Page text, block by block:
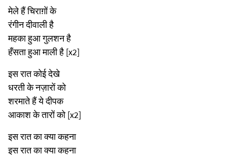
मेले हैं चिराग़ों के
रंगीन दीवाली है
महका हुआ गुलशन है
हँसता हुआ माली है [x2]
इस रात कोई देखे
धरती के नज़ारों को
शरमाते हैं ये दीपक
आकाश के तारों को [x2]
इस रात का क्या कहना
इस रात का क्या कहना